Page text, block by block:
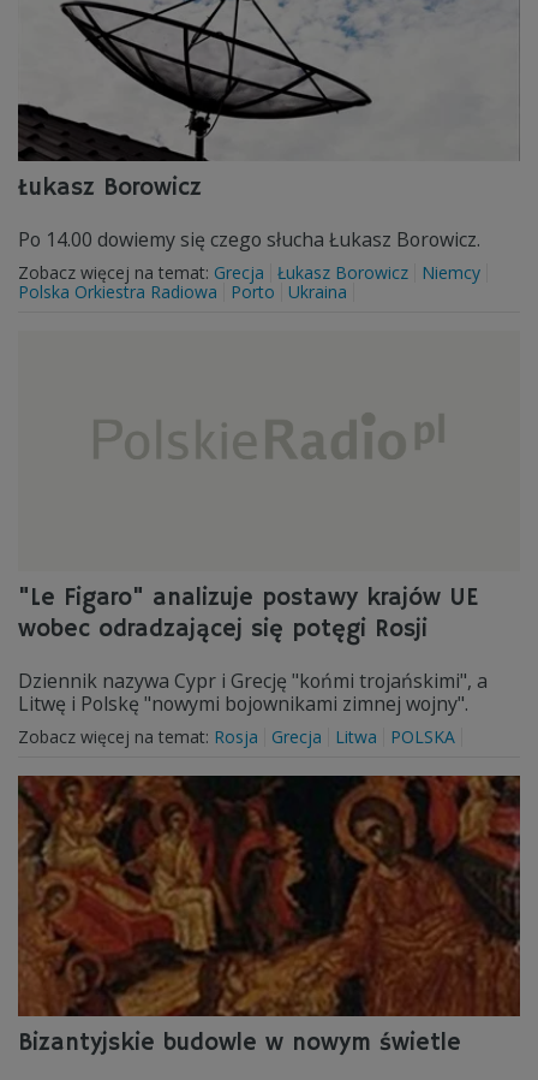
Łukasz Borowicz
Po 14.00 dowiemy się czego słucha Łukasz Borowicz.
Zobacz więcej na temat: Grecja Łukasz Borowicz
Niemcy
Polska Orkiestra Radiowa
Porto Ukraina
"Le Figaro" analizuje postawy krajów UE
wobec odradzającej się potęgi Rosji
Dziennik nazywa Cypr i Grecję "końmi trojańskimi", a
Litwę i Polskę "nowymi bojownikami zimnej wojny".
Zobacz więcej na temat: Rosja Grecja Litwa POLSKA
Bizantyjskie budowle w nowym świetle